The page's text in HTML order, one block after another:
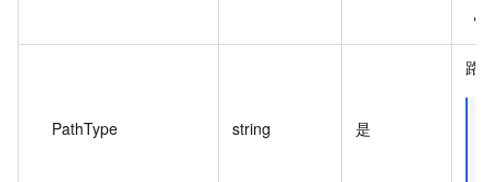
PathType string 是
路